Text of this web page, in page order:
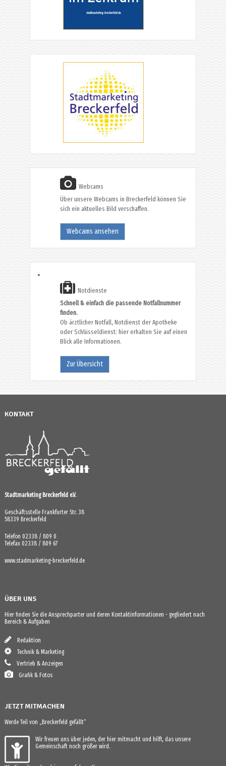
Webcams
Über unsere Webcams in Breckerfeld können Sie
sich ein aktuelles Bild verschaffen.
Webcams ansehen
Notdienste
Schnell & einfach die passende Notfallnummer
finden.
Ob ärztlicher Notfall, Notdienst der Apotheke
oder Schlüsseldienst: hier erhalten Sie auf einen
Blick alle Informationen.
Zur Übersicht
KONTAKT
Stadtmarketing Breckerfeld e.V.
Geschäftsstelle Frankfurter Str. 38
58339 Breckerfeld
Telefon 02338 / 809 0
Telefax 02338 / 809 67
www.stadmarketing-breckerfeld.de
ÜBER UNS
Hier finden Sie die Ansprechparter und deren Kontaktinformationen - gegliedert nach
Bereich & Aufgaben
Redaktion
Technik & Marketing
Vertrieb & Anzeigen
Grafik & Fotos
JETZT MITMACHEN
Werde Teil von „Breckerfeld gefällt“
Wir freuen uns über jeden, der hier mitmacht und hilft, das unsere
Gemeinschaft noch größer wird.